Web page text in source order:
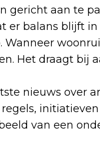
gericht aan te
er balans blijft
Het draagt bij
nieuws over
van een